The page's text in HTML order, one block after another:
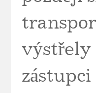
výstřely